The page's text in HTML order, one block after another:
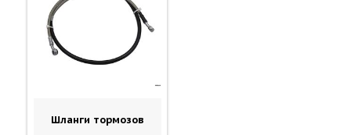
Шланги тормозов